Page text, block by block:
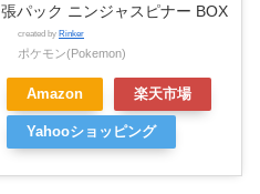
張パック ニンジャスピナー BOX
created by Rinker
ポケモン(Pokemon)
Amazon 楽天市場
Yahooショッピング